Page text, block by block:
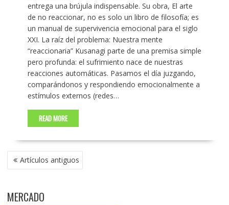
entrega una brújula indispensable. Su obra, El arte
de no reaccionar, no es solo un libro de filosofía; es
un manual de supervivencia emocional para el siglo
XXI. La raíz del problema: Nuestra mente
“reaccionaria” Kusanagi parte de una premisa simple
pero profunda: el sufrimiento nace de nuestras
reacciones automáticas. Pasamos el día juzgando,
comparándonos y respondiendo emocionalmente a
estímulos externos (redes…
READ MORE
NAVEGACIÓN
DE Artículos antiguos
MERCADO